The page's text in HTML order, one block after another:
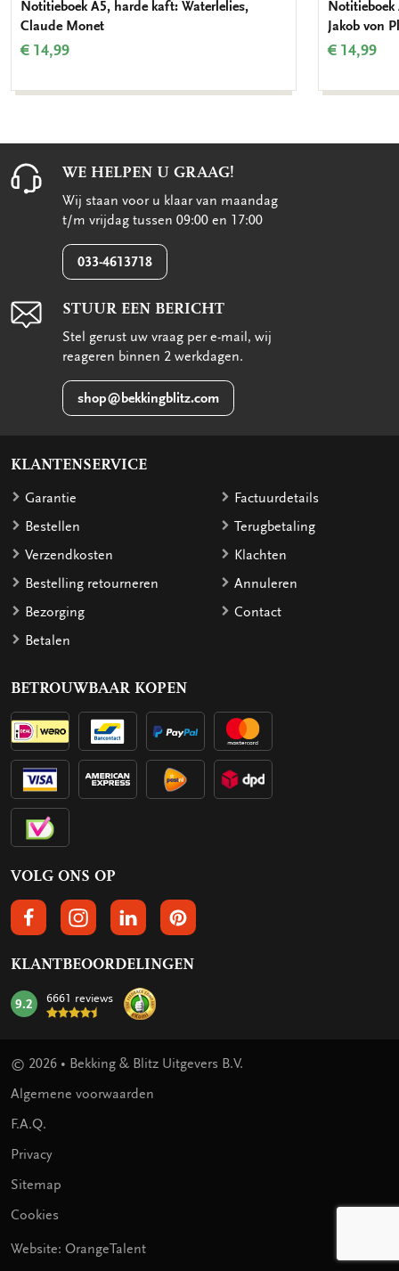
Notitieboek A5, harde kaft: Waterlelies,
Claude Monet
€ 14,99
Jakob von
€ 14,99
WE HELPEN U GRAAG!
Wij staan voor u klaar van maandag
t/m vrijdag tussen 09:00 en 17:00
033-4613718
STUUR EEN BERICHT
Stel gerust uw vraag per e-mail, wij
reageren binnen 2 werkdagen.
shop@bekkingblitz.com
KLANTENSERVICE
Garantie
Bestellen
Verzendkosten
Bestelling retourneren
Bezorging
Betalen
Factuurdetails
Terugbetaling
Klachten
Annuleren
Contact
BETROUWBAAR KOPEN
VOLG ONS OP
VOLGS ONS OP FACEBOOK
VOLG ONS OP INSTAGRAM
VOLG ONS OP LINKEDIN
VOLG ONS OP PINTEREST
KLANTBEOORDELINGEN
mark:
9.2 6661 reviews
© 2026 • Bekking & Blitz Uitgevers B.V.
Algemene voorwaarden
F.A.Q.
Privacy
Sitemap
Cookies
Website: OrangeTalent